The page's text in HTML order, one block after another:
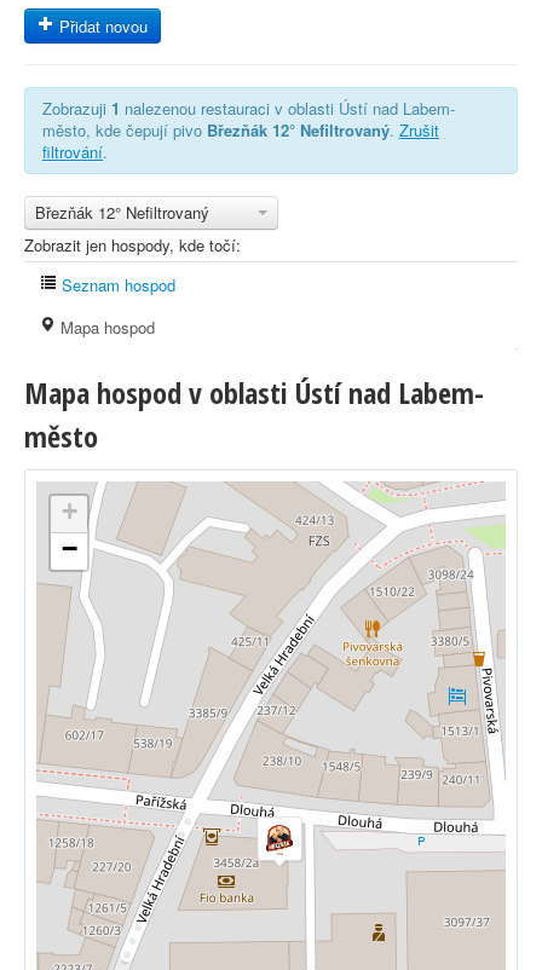
Přidat novou
Zobrazuji 1 nalezenou restauraci v oblasti Ústí nad Labem-
město, kde čepují pivo Březňák 12° Nefiltrovaný. Zrušit
filtrování.
Březňák 12° Nefiltrovaný
Zobrazit jen hospody, kde točí:
Seznam hospod
Mapa hospod
Mapa hospod v oblasti Ústí nad Labem-
město
+
−